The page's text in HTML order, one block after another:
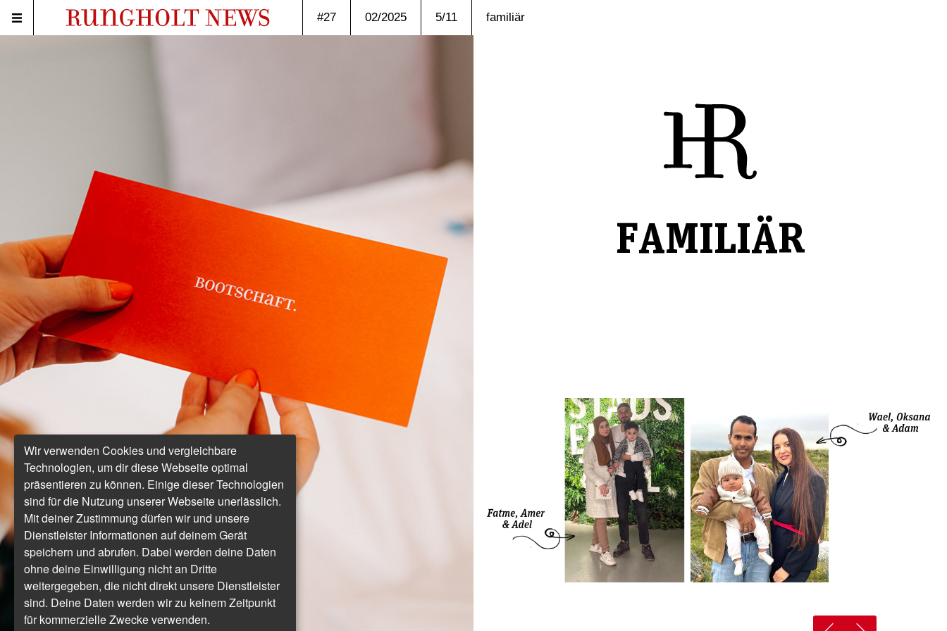
#27 02/2025 5/11 familiär
FAMILIÄR
Wir verwenden Cookies und vergleichbare
Technologien, um dir diese Webseite optimal
präsentieren zu können. Einige dieser Technologien
sind für die Nutzung unserer Webseite unerlässlich.
Mit deiner Zustimmung dürfen wir und unsere
Dienstleister Informationen auf deinem Gerät
speichern und abrufen. Dabei werden deine Daten
ohne deine Einwilligung nicht an Dritte
weitergegeben, die nicht direkt unsere Dienstleister
sind. Deine Daten werden wir zu keinem Zeitpunkt
für kommerzielle Zwecke verwenden.